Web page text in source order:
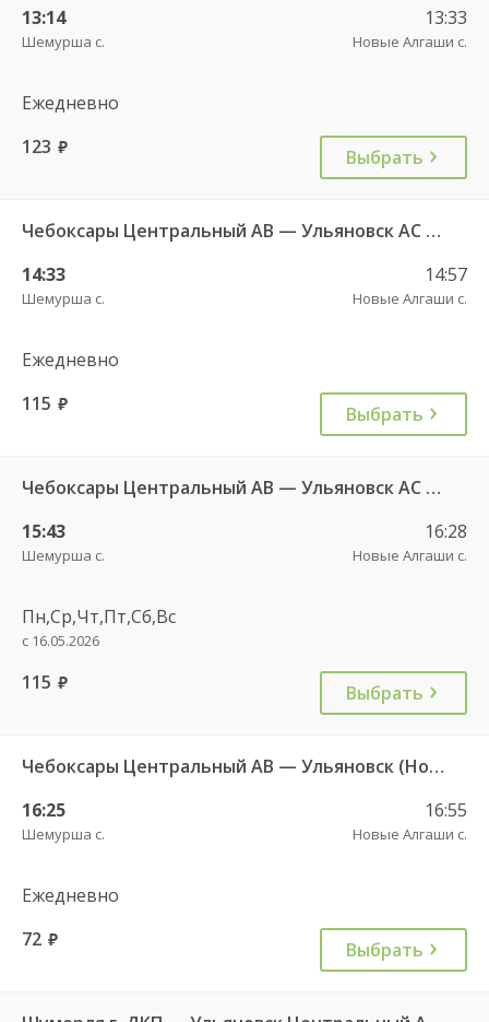
13:14
Шемурша с.
13:33
Новые Алгаши с.
Ежедневно
123 руб. Выбрать
Чебоксары Центральный АВ — Ульяновск АС Парк Победы 4345
14:33
Шемурша с.
14:57
Новые Алгаши с.
Ежедневно
115 руб. Выбрать
Чебоксары Центральный АВ — Ульяновск АС Парк Победы 3831
15:43
Шемурша с.
16:28
Новые Алгаши с.
Пн,Ср,Чт,Пт,Сб,Вс
с 16.05.2026
115 руб. Выбрать
Чебоксары Центральный АВ — Ульяновск (Новый город) 1893
16:25
Шемурша с.
16:55
Новые Алгаши с.
Ежедневно
72 руб. Выбрать